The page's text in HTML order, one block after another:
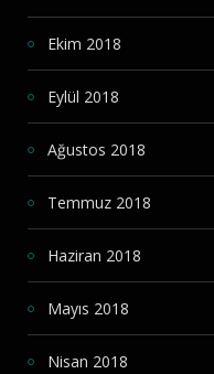
Ekim 2018
Eylül 2018
Ağustos 2018
Temmuz 2018
Haziran 2018
Mayıs 2018
Nisan 2018